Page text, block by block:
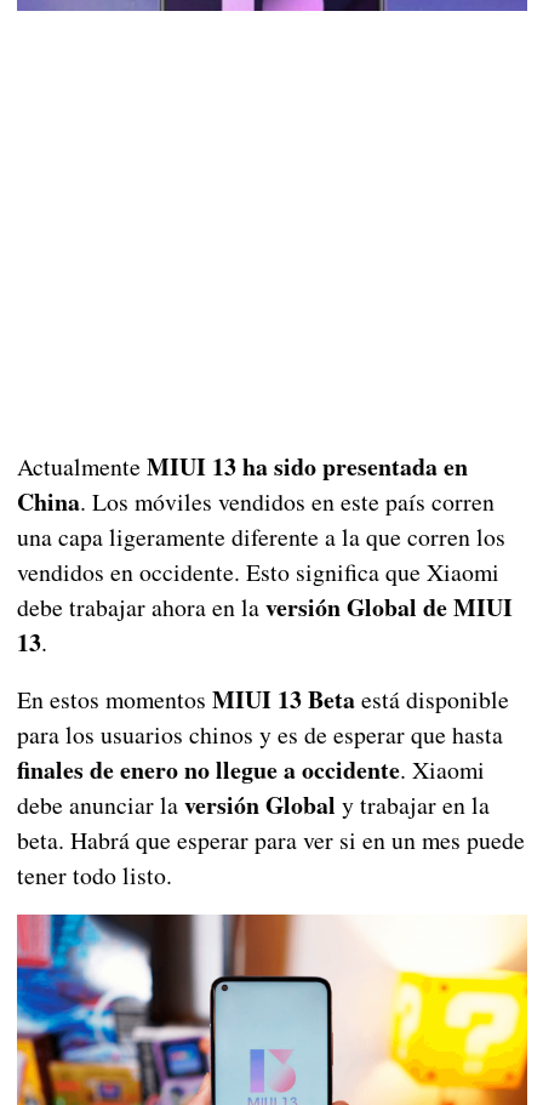
Actualmente MIUI 13 ha sido presentada en
China. Los móviles vendidos en este país corren
una capa ligeramente diferente a la que corren los
vendidos en occidente. Esto significa que Xiaomi
debe trabajar ahora en laversión Global de MIUI
13.
En estos momentos MIUI 13 Betaestá disponible
para los usuarios chinos y es de esperar que hasta
finales de enero no llegue a occidente. Xiaomi
debe anunciar laversión Global y trabajar en la
beta. Habrá que esperar para ver si en un mes puede
tener todo listo.